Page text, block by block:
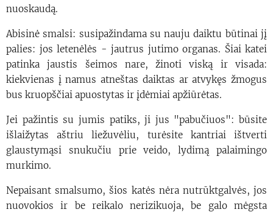
nuoskaudą.
Abisinė smalsi: susipažindama su nauju daiktu būtinai jį
palies: jos letenėlės - jautrus jutimo organas. Šiai katei
patinka jaustis šeimos nare, žinoti viską ir visada:
kiekvienas į namus atneštas daiktas ar atvykęs žmogus
bus kruopščiai apuostytas ir įdėmiai apžiūrėtas.
Jei pažintis su jumis patiks, ji jus "pabučiuos": būsite
išlaižytas aštriu liežuvėliu, turėsite kantriai ištverti
glaustymąsi snukučiu prie veido, lydimą palaimingo
murkimo.
Nepaisant smalsumo, šios katės nėra nutrūktgalvės, jos
nuovokios ir be reikalo nerizikuoja, be galo mėgsta